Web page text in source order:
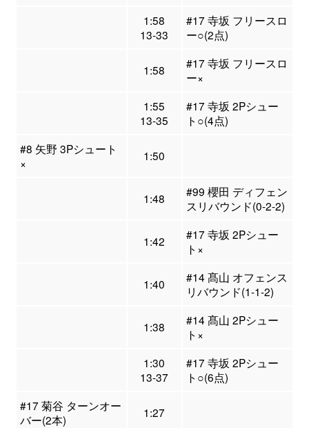
1:58
13-33
#17 寺坂 フリースロ
ー○(2点)
1:58
#17 寺坂 フリースロ
ー×
1:55
13-35
#17 寺坂 2Pシュー
ト○(4点)
#8 矢野 3Pシュート
×
1:50
1:48
#99 櫻田 ディフェン
スリバウンド(0-2-2)
1:42
#17 寺坂 2Pシュー
ト×
1:40
#14 髙山 オフェンス
リバウンド(1-1-2)
1:38
#14 髙山 2Pシュー
ト×
1:30
13-37
#17 寺坂 2Pシュー
ト○(6点)
#17 菊谷 ターンオー
バー(2本)
1:27